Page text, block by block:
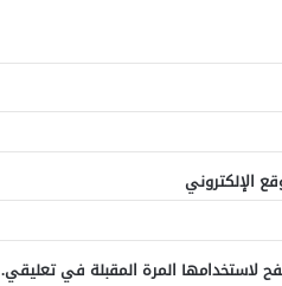
الإلكتروني
لاستخدامها المرة المقبلة في تعليقي.